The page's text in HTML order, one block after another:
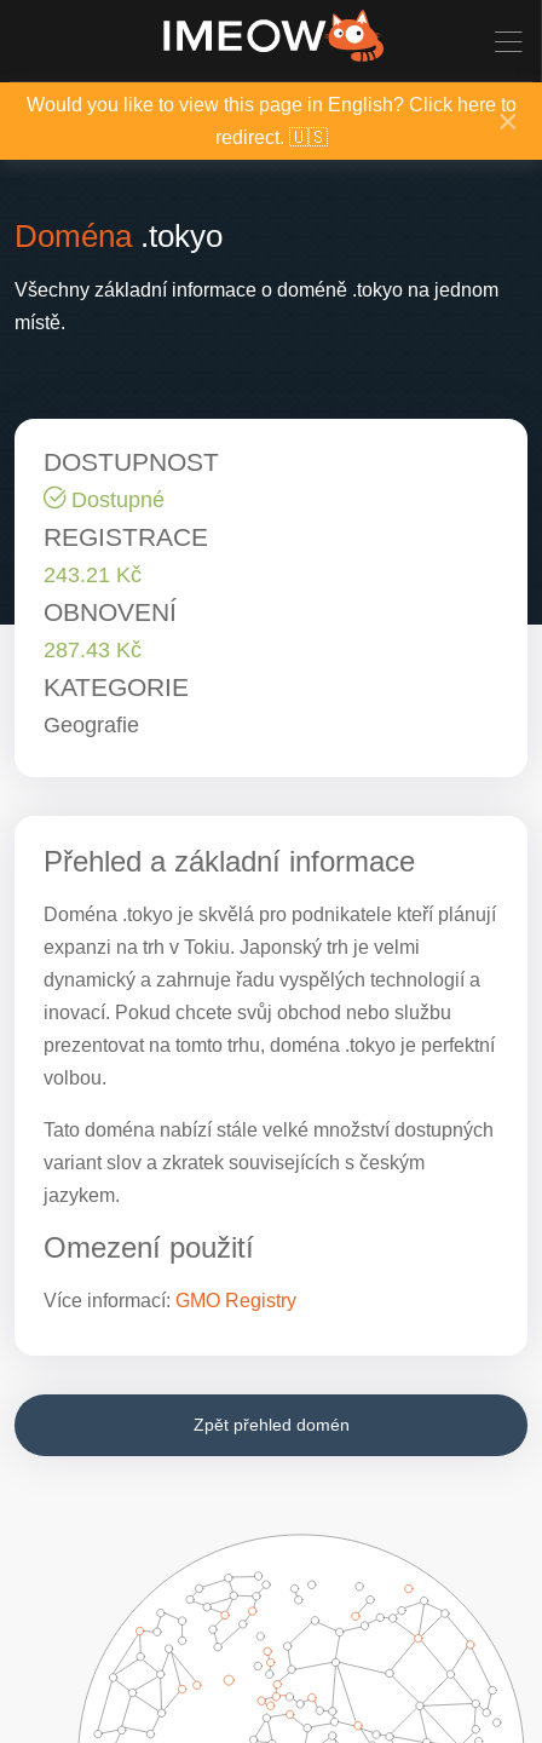
Would you like to view this page in English? Click here to
redirect. 🇺🇸
×
Doména.tokyo
Všechny základní informace o doméně .tokyo na jednom
místě.
DOSTUPNOST
Dostupné
REGISTRACE
243.21 Kč
OBNOVENÍ
287.43 Kč
KATEGORIE
Geografie
Přehled a základní informace
Doména .tokyo je skvělá pro podnikatele kteří plánují
expanzi na trh v Tokiu. Japonský trh je velmi
dynamický a zahrnuje řadu vyspělých technologií a
inovací. Pokud chcete svůj obchod nebo službu
prezentovat na tomto trhu, doména .tokyo je perfektní
volbou.
Tato doména nabízí stále velké množství dostupných
variant slov a zkratek souvisejících s českým
jazykem.
Omezení použití
Více informací: GMO Registry
Zpět přehled domén